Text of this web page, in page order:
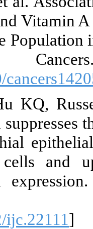
and
F, Hu KQ,
cells
beta